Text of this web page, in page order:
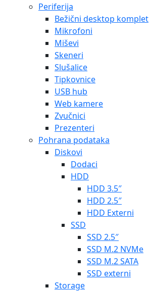
Periferija
Bežični desktop komplet
Mikrofoni
Miševi
Skeneri
Slušalice
Tipkovnice
USB hub
Web kamere
Zvučnici
Prezenteri
Pohrana podataka
Diskovi
Dodaci
HDD
HDD 3.5″
HDD 2.5″
HDD Externi
SSD
SSD 2.5″
SSD M.2 NVMe
SSD M.2 SATA
SSD externi
Storage